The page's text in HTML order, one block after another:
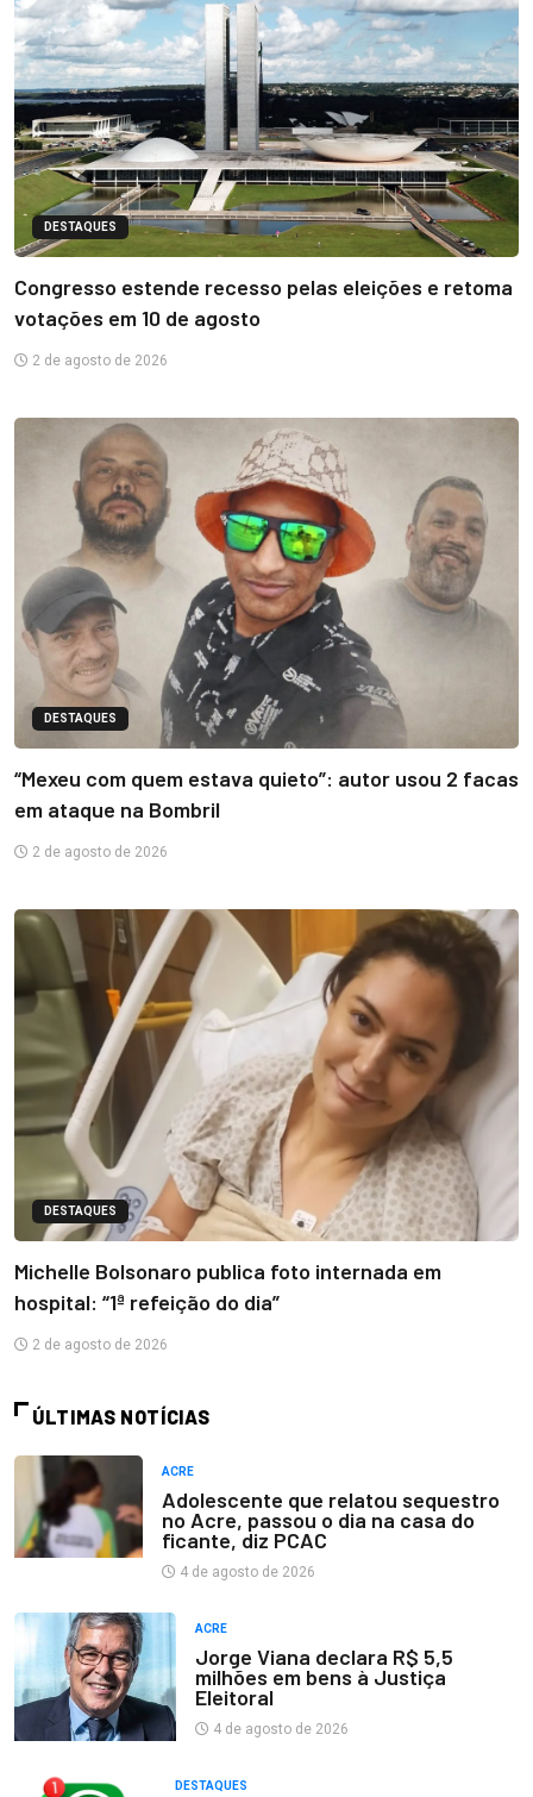
DESTAQUES
Congresso estende recesso pelas eleições e retoma
votações em 10 de agosto
2 de agosto de 2026
DESTAQUES
“Mexeu com quem estava quieto”: autor usou 2 facas
em ataque na Bombril
2 de agosto de 2026
DESTAQUES
Michelle Bolsonaro publica foto internada em
hospital: “1ª refeição do dia”
2 de agosto de 2026
ÚLTIMAS NOTÍCIAS
ACRE
Adolescente que relatou sequestro
no Acre, passou o dia na casa do
ficante, diz PCAC
4 de agosto de 2026
ACRE
Jorge Viana declara R$ 5,5
milhões em bens à Justiça
Eleitoral
4 de agosto de 2026
DESTAQUES